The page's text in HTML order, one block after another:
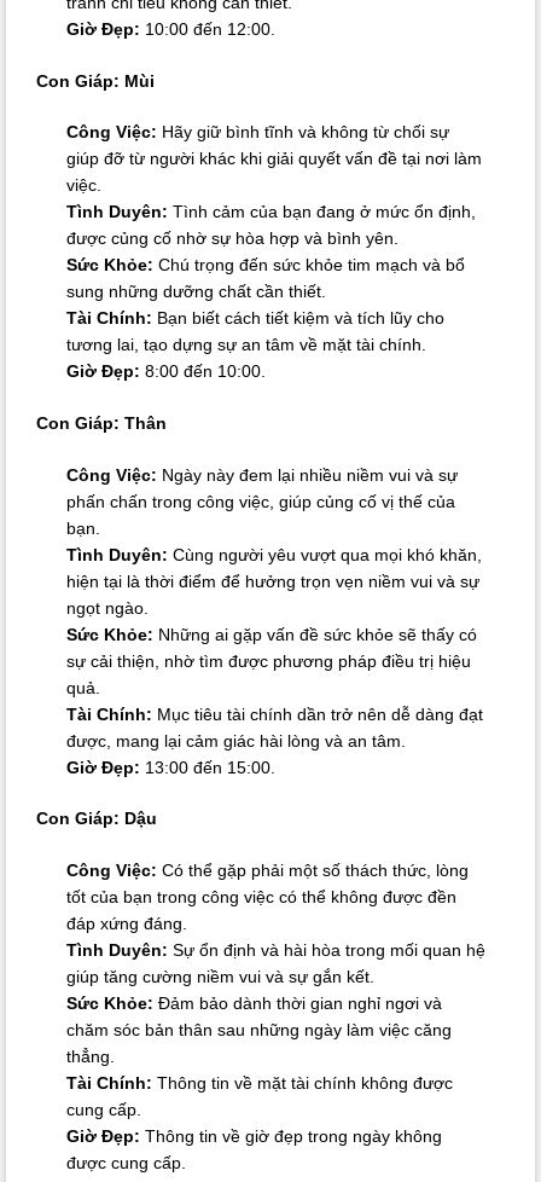
Giờ Đẹp: 10:00 đến 12:00.
Con Giáp: Mùi
Công Việc: Hãy giữ bình tĩnh và không từ chối sự
giúp đỡ từ người khác khi giải quyết vấn đề tại nơi làm
việc.
Tình Duyên: Tình cảm của bạn đang ở mức ổn định,
được củng cố nhờ sự hòa hợp và bình yên.
Sức Khỏe: Chú trọng đến sức khỏe tim mạch và bổ
sung những dưỡng chất cần thiết.
Tài Chính: Bạn biết cách tiết kiệm và tích lũy cho
tương lai, tạo dựng sự an tâm về mặt tài chính.
Giờ Đẹp: 8:00 đến 10:00.
Con Giáp: Thân
Công Việc: Ngày này đem lại nhiều niềm vui và sự
phấn chấn trong công việc, giúp củng cố vị thế của
bạn.
Tình Duyên: Cùng người yêu vượt qua mọi khó khăn,
hiện tại là thời điểm để hưởng trọn vẹn niềm vui và sự
ngọt ngào.
Sức Khỏe: Những ai gặp vấn đề sức khỏe sẽ thấy có
sự cải thiện, nhờ tìm được phương pháp điều trị hiệu
quả.
Tài Chính: Mục tiêu tài chính dần trở nên dễ dàng đạt
được, mang lại cảm giác hài lòng và an tâm.
Giờ Đẹp: 13:00 đến 15:00.
Con Giáp: Dậu
Công Việc: Có thể gặp phải một số thách thức, lòng
tốt của bạn trong công việc có thể không được đền
đáp xứng đáng.
Tình Duyên: Sự ổn định và hài hòa trong mối quan hệ
giúp tăng cường niềm vui và sự gắn kết.
Sức Khỏe: Đảm bảo dành thời gian nghỉ ngơi và
chăm sóc bản thân sau những ngày làm việc căng
thẳng.
Tài Chính: Thông tin về mặt tài chính không được
cung cấp.
Giờ Đẹp: Thông tin về giờ đẹp trong ngày không
được cung cấp.